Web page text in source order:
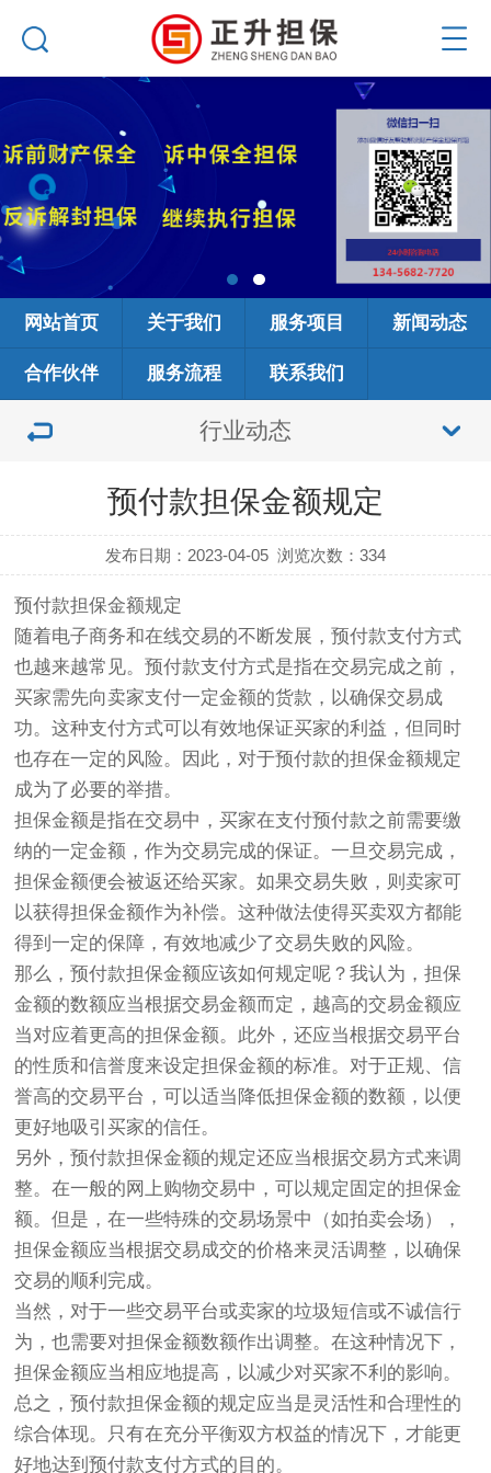
网站首页 关于我们 服务项目 新闻动态
合作伙伴 服务流程 联系我们
行业动态
预付款担保金额规定
发布日期：2023-04-05 浏览次数：334
预付款担保金额规定
随着电子商务和在线交易的不断发展，预付款支付方式
也越来越常见。预付款支付方式是指在交易完成之前，
买家需先向卖家支付一定金额的货款，以确保交易成
功。这种支付方式可以有效地保证买家的利益，但同时
也存在一定的风险。因此，对于预付款的担保金额规定
成为了必要的举措。
担保金额是指在交易中，买家在支付预付款之前需要缴
纳的一定金额，作为交易完成的保证。一旦交易完成，
担保金额便会被返还给买家。如果交易失败，则卖家可
以获得担保金额作为补偿。这种做法使得买卖双方都能
得到一定的保障，有效地减少了交易失败的风险。
那么，预付款担保金额应该如何规定呢？我认为，担保
金额的数额应当根据交易金额而定，越高的交易金额应
当对应着更高的担保金额。此外，还应当根据交易平台
的性质和信誉度来设定担保金额的标准。对于正规、信
誉高的交易平台，可以适当降低担保金额的数额，以便
更好地吸引买家的信任。
另外，预付款担保金额的规定还应当根据交易方式来调
整。在一般的网上购物交易中，可以规定固定的担保金
额。但是，在一些特殊的交易场景中（如拍卖会场），
担保金额应当根据交易成交的价格来灵活调整，以确保
交易的顺利完成。
当然，对于一些交易平台或卖家的垃圾短信或不诚信行
为，也需要对担保金额数额作出调整。在这种情况下，
担保金额应当相应地提高，以减少对买家不利的影响。
总之，预付款担保金额的规定应当是灵活性和合理性的
综合体现。只有在充分平衡双方权益的情况下，才能更
好地达到预付款支付方式的目的。